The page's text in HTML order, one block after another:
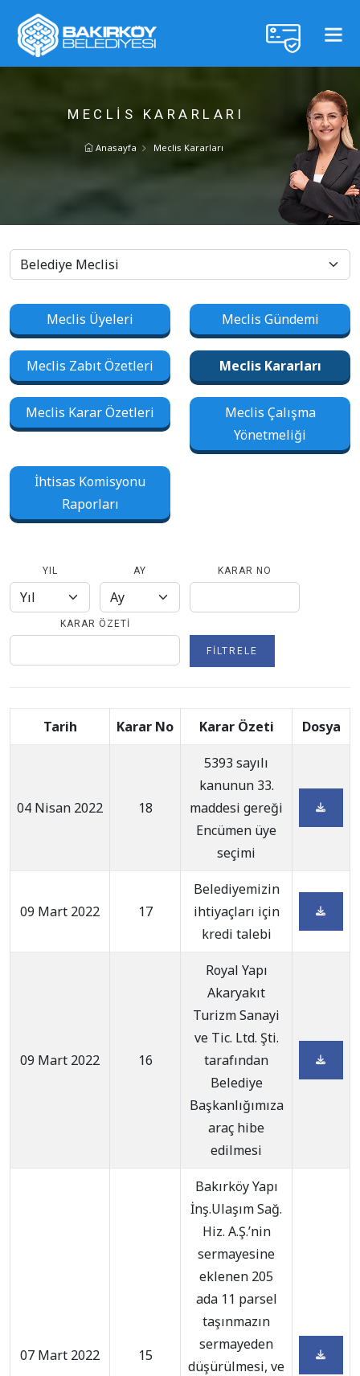
MECLIS KARARLARI
Anasayfa Meclis Kararları
Meclis Üyeleri Meclis Gündemi
Meclis Zabıt Özetleri Meclis Kararları
Meclis Karar Özetleri
Meclis Çalışma
Yönetmeliği
İhtisas Komisyonu
Raporları
YIL AY KARAR NO
KARAR ÖZETI
FILTRELE
Tarih Karar No Karar Özeti Dosya
04 Nisan 2022 18
5393 sayılı
kanunun 33.
maddesi gereği
Encümen üye
seçimi
09 Mart 2022 17
Belediyemizin
ihtiyaçları için
kredi talebi
09 Mart 2022 16
Royal Yapı
Akaryakıt
Turizm Sanayi
ve Tic. Ltd. Şti.
tarafından
Belediye
Başkanlığımıza
araç hibe
edilmesi
07 Mart 2022 15
Bakırköy Yapı
İnş.Ulaşım Sağ.
Hiz. A.Ş.’nin
sermayesine
eklenen 205
ada 11 parsel
taşınmazın
sermayeden
düşürülmesi, ve